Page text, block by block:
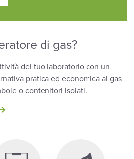
di gas?
del tuo laboratorio con un
pratica ed economica al gas
o contenitori isolati.